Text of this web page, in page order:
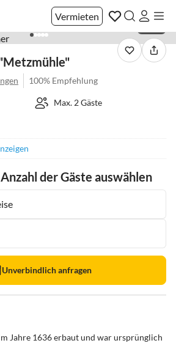
Vermieten
100% Empfehlung
Max. 2 Gäste
der Gäste auswählen
Unverbindlich anfragen
Jahre 1636 erbaut und war ursprünglich